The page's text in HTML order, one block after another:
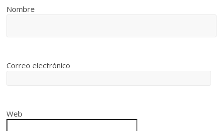
Nombre
Correo electrónico
Web